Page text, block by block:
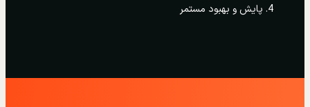
پایش و بهبود مستمر